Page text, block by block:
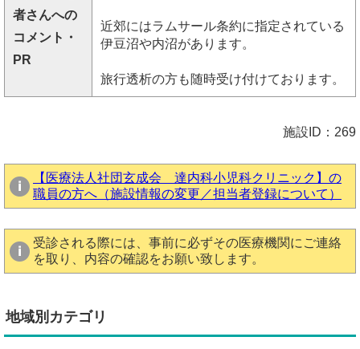
者さんへの
コメント・
PR
近郊にはラムサール条約に指定されている
伊豆沼や内沼があります。
旅行透析の方も随時受け付けております。
施設ID：269
【医療法人社団玄成会 達内科小児科クリニック】の
職員の方へ（施設情報の変更／担当者登録について）
受診される際には、事前に必ずその医療機関にご連絡
を取り、内容の確認をお願い致します。
地域別カテゴリ